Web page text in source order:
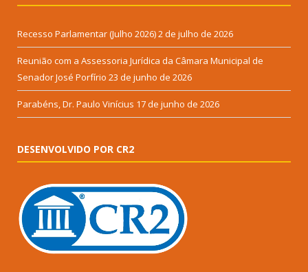
Recesso Parlamentar (Julho 2026)2 de julho de 2026
Reunião com a Assessoria Jurídica da Câmara Municipal de
Senador José Porfírio 23 de junho de 2026
Parabéns, Dr. Paulo Vinícius 17 de junho de 2026
DESENVOLVIDO POR CR2